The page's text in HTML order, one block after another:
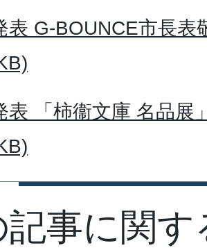
表 G-BOUNCE市長表
表 「柿衞文庫 名品展
記事に関